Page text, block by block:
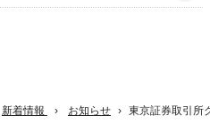
新着情報 お知らせ 東京証券取引所